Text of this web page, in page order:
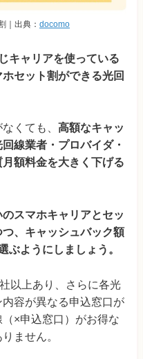
｜出典： docomo
キャリアを使っている
セット割ができる光回
くても、 高額なキャッ
線業者・プロバイダ・
額料金を大きく下げる
スマホキャリアとセッ
つ、キャッシュバック額
ぶようにしましょう。
以上あり、さらに各光
容が異なる申込窓口が
×申込窓口）がお得な
ません。